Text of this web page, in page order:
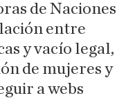
de Naciones
entre
y vacío legal,
de mujeres y
a webs